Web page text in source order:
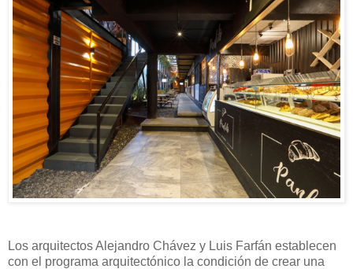
Los arquitectos Alejandro Chávez y Luis Farfán establecen
con el programa arquitectónico la condición de crear una